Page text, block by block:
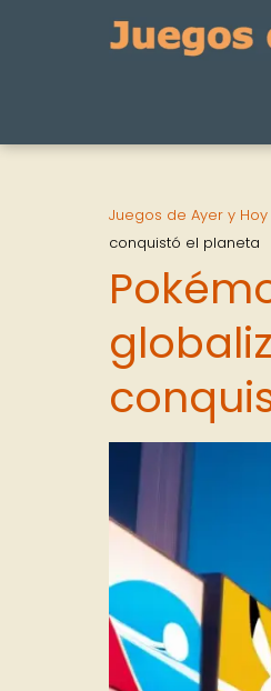
Juegos de Ayer y Hoy
conquistó el planeta